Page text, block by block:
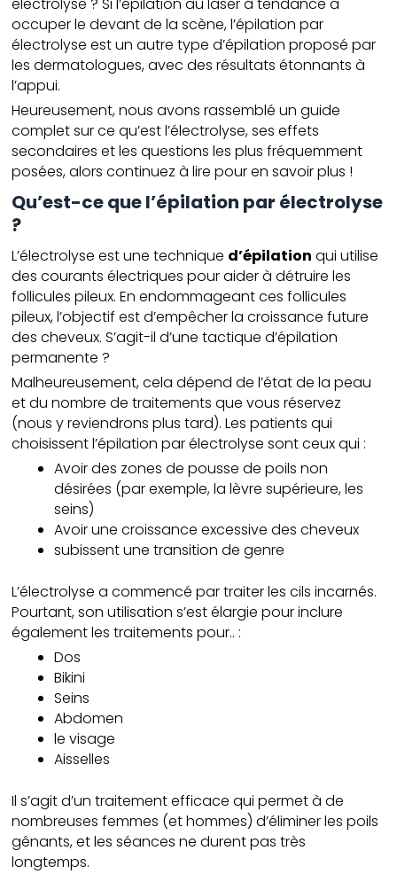
électrolyse ? Si l’épilation au laser a tendance à
occuper le devant de la scène, l’épilation par
électrolyse est un autre type d’épilation proposé par
les dermatologues, avec des résultats étonnants à
l’appui.
Heureusement, nous avons rassemblé un guide
complet sur ce qu’est l’électrolyse, ses effets
secondaires et les questions les plus fréquemment
posées, alors continuez à lire pour en savoir plus !
Qu’est-ce que l’épilation par électrolyse
?
L’électrolyse est une technique d’épilation qui utilise
des courants électriques pour aider à détruire les
follicules pileux. En endommageant ces follicules
pileux, l’objectif est d’empêcher la croissance future
des cheveux. S’agit-il d’une tactique d’épilation
permanente ?
Malheureusement, cela dépend de l’état de la peau
et du nombre de traitements que vous réservez
(nous y reviendrons plus tard). Les patients qui
choisissent l’épilation par électrolyse sont ceux qui :
Avoir des zones de pousse de poils non
désirées (par exemple, la lèvre supérieure, les
seins)
Avoir une croissance excessive des cheveux
subissent une transition de genre
L’électrolyse a commencé par traiter les cils incarnés.
Pourtant, son utilisation s’est élargie pour inclure
également les traitements pour.. :
Dos
Bikini
Seins
Abdomen
le visage
Aisselles
Il s’agit d’un traitement efficace qui permet à de
nombreuses femmes (et hommes) d’éliminer les poils
gênants, et les séances ne durent pas très
longtemps.